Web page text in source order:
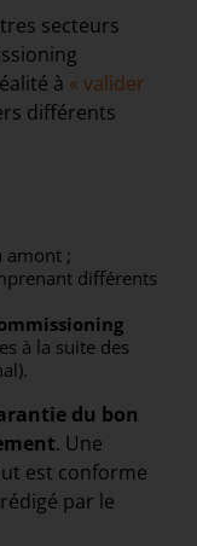
secteurs
à « valider
différents
amont ;
différents
à la suite des
du bon
. Une
est conforme
par le